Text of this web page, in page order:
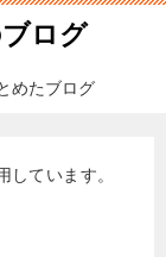
ログ
めたブログ
ています。